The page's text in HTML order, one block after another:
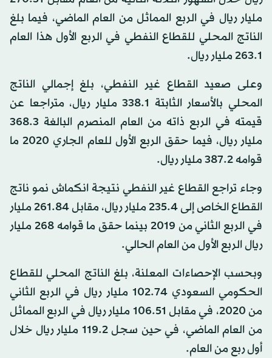
مليار ريال في الربع المماثل من العام الماضي، فيما بلغ
الناتج المحلي للقطاع النفطي في الربع الأول هذا العام
263.1 مليار ريال.
وعلى صعيد القطاع غير النفطي، بلغ إجمالي الناتج
المحلي بالأسعار الثابتة 338.1 مليار ريال، متراجعا عن
قيمته في الربع ذاته من العام المنصرم البالغة 368.3
مليار ريال، فيما حقق الربع الأول للعام الجاري 2020 ما
قوامه 387.2 مليار ريال.
وجاء تراجع القطاع غير النفطي نتيجة انكماش نمو ناتج
القطاع الخاص إلى 235.4 مليار ريال، مقابل 261.84 مليار
في الربع الثاني من 2019 بينما حقق ما قوامه 268 مليار
ريال الربع الأول من العام الحالي.
وبحسب الإحصاءات المعلنة، بلغ الناتج المحلي للقطاع
الحكومي السعودي 102.74 مليار ريال في الربع الثاني
من 2020، في مقابل 106.51 مليار ريال في الربع المماثل
من العام الماضي، في حين سجل 119.2 مليار ريال خلال
أول ربع من العام.